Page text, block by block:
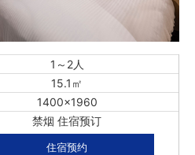
1～2人
15.1㎡
1400x1960
禁烟 住宿预订
住宿预约